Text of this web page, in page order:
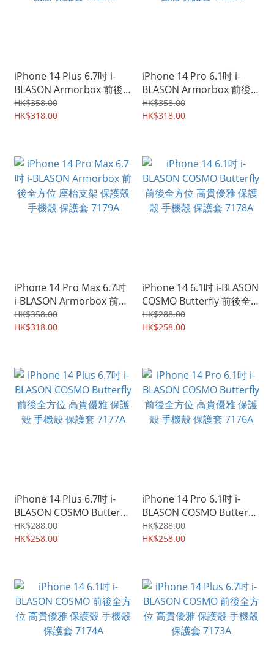
iPhone 14 Plus 6.7吋 i-
BLASON Armorbox 前後
全方位 座枱支架 保護殼 手
機殼 保護套 7181A
HK$358.00
HK$318.00
iPhone 14 Pro 6.1吋 i-
BLASON Armorbox 前後
全方位 座枱支架 保護殼 手
機殼 保護套 7180A
HK$358.00
HK$318.00
iPhone 14 Pro Max 6.7吋
i-BLASON Armorbox 前後
全方位 座枱支架 保護殼 手
機殼 保護套 7179A
HK$358.00
HK$318.00
iPhone 14 6.1吋 i-BLASON
COSMO Butterfly 前後全
方位 高貴優雅 保護殼 手機
殼 保護套 7178A
HK$288.00
HK$258.00
iPhone 14 Plus 6.7吋 i-
BLASON COSMO Butterfly
前後全方位 高貴優雅 保護
殼 手機殼 保護套 7177A
HK$288.00
HK$258.00
iPhone 14 Pro 6.1吋 i-
BLASON COSMO Butterfly
前後全方位 高貴優雅 保護
殼 手機殼 保護套 7176A
HK$288.00
HK$258.00